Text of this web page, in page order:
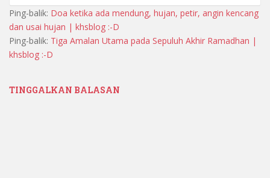
Ping-balik: Doa ketika ada mendung, hujan, petir, angin kencang
dan usai hujan | khsblog :-D
Ping-balik: Tiga Amalan Utama pada Sepuluh Akhir Ramadhan |
khsblog :-D
TINGGALKAN BALASAN